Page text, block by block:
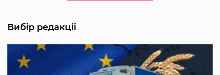
Вибір редакції